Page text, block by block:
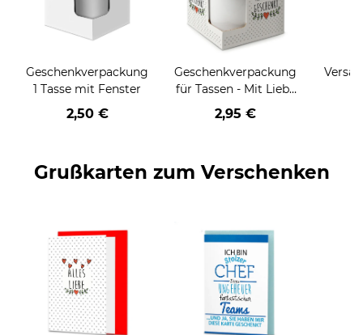
Geschenkverpackung
1 Tasse mit Fenster
2,50 €
Geschenkverpackung
für Tassen - Mit Liebe
geschenkt
2,95 €
Grußkarten zum Verschenken